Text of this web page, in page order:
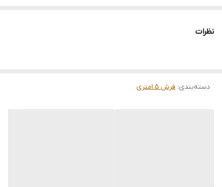
نظرات
دسته‌بندی: فرش 1.5متری